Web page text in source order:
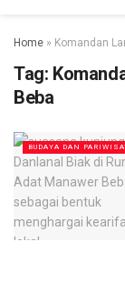
Home » Komandan
Tag:
Beba
BUDAYA DAN